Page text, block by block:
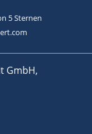
5Sternen
GmbH,